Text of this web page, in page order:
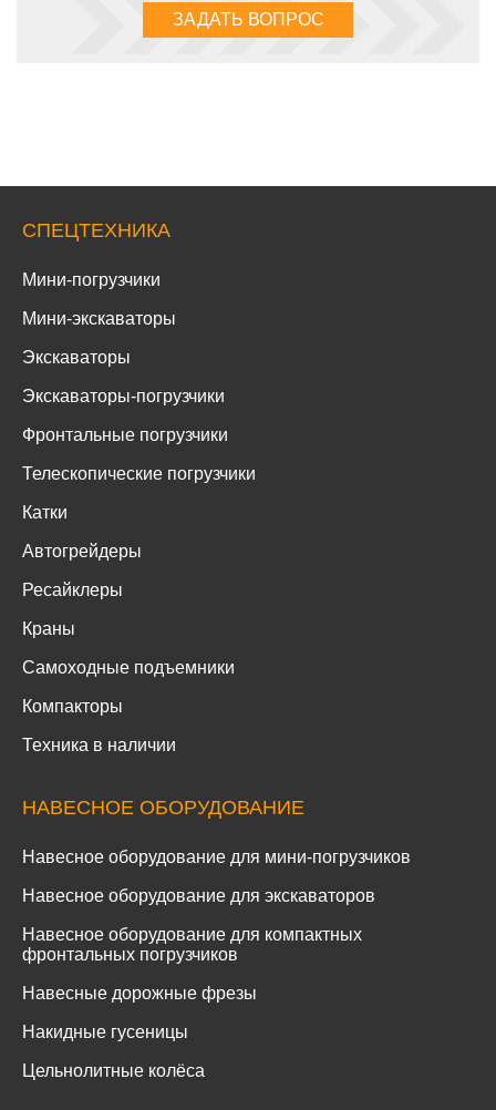
СПЕЦТЕХНИКА
Мини-погрузчики
Мини-экскаваторы
Экскаваторы
Экскаваторы-погрузчики
Фронтальные погрузчики
Телескопические погрузчики
Катки
Автогрейдеры
Ресайклеры
Краны
Самоходные подъемники
Компакторы
Техника в наличии
НАВЕСНОЕ ОБОРУДОВАНИЕ
Навесное оборудование для мини-погрузчиков
Навесное оборудование для экскаваторов
Навесное оборудование для компактных
фронтальных погрузчиков
Навесные дорожные фрезы
Накидные гусеницы
Цельнолитные колёса